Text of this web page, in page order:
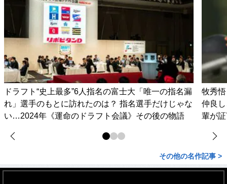
ドラフト“史上最多”6人指名の富士大「唯一の指名漏
れ」選手のもとに訪れたのは？ 指名選手だけじゃな
い…2024年《運命のドラフト会議》その後の物語
牧秀
仲良
輩が
その他の名作記事 >